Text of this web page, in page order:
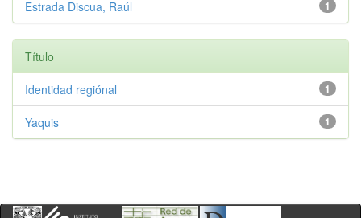
1
Estrada Discua, Raúl
Título
1
Identidad regiónal
1
Yaquis